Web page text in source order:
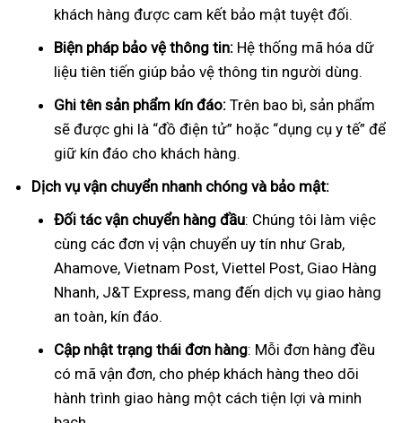
khách hàng được cam kết bảo mật tuyệt đối.
Biện pháp bảo vệ thông tin: Hệ thống mã hóa dữ
liệu tiên tiến giúp bảo vệ thông tin người dùng.
Ghi tên sản phẩm kín đáo: Trên bao bì, sản phẩm
sẽ được ghi là “đồ điện tử” hoặc “dụng cụ y tế” để
giữ kín đáo cho khách hàng.
Dịch vụ vận chuyển nhanh chóng và bảo mật:
Đối tác vận chuyển hàng đầu: Chúng tôi làm việc
cùng các đơn vị vận chuyển uy tín như Grab,
Ahamove, Vietnam Post, Viettel Post, Giao Hàng
Nhanh, J&T Express, mang đến dịch vụ giao hàng
an toàn, kín đáo.
Cập nhật trạng thái đơn hàng: Mỗi đơn hàng đều
có mã vận đơn, cho phép khách hàng theo dõi
hành trình giao hàng một cách tiện lợi và minh